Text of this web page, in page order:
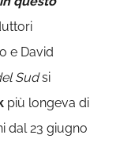
e David
Sudsi
più longeva di
dal 23 giugno